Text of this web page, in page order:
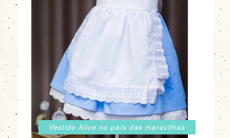
Vestido Alice no país das maravilhas